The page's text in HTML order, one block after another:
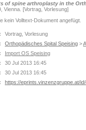
of spine arthroplasty in the
Vienna. [Vortrag, Vorlesung]
kein Volltext-Dokument angefügt.
Vortrag, Vorlesung
Orthopädisches Spital Speising >
Import OS Speising
30 Jul 2013 16:45
30 Jul 2013 16:45
https://eprints.vinzenzgruppe.at/